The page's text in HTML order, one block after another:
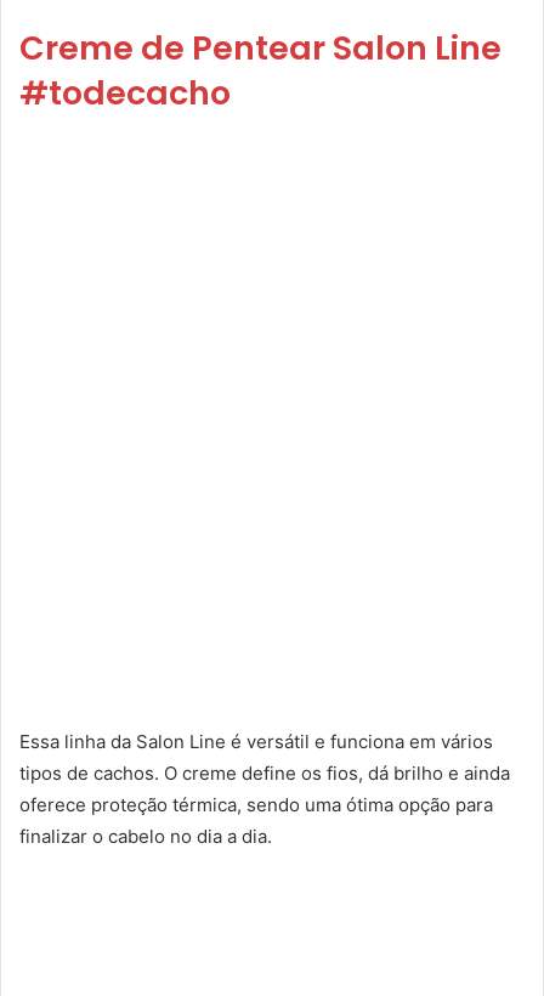
Creme de Pentear Salon Line
#todecacho
Essa linha da Salon Line é versátil e funciona em vários
tipos de cachos. O creme define os fios, dá brilho e ainda
oferece proteção térmica, sendo uma ótima opção para
finalizar o cabelo no dia a dia.